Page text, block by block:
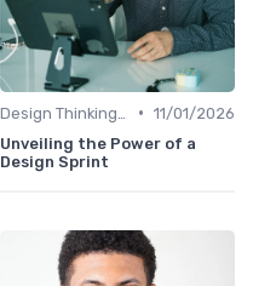
• 11/01/2026
Unveiling the Power of a
Design Sprint